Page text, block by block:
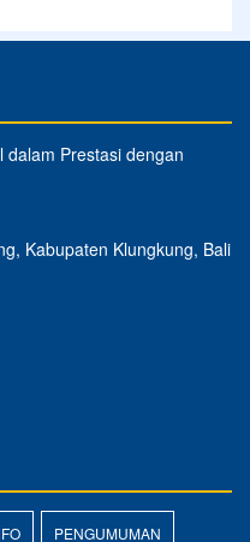
dalam Prestasi dengan
Kabupaten Klungkung, Bali
PENGUMUMAN